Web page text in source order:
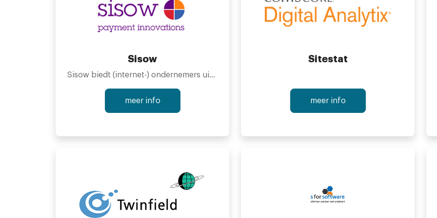
Pay in-store and online
Offers directly in the app
Connect loyalty club memberships
SEQR even works across borders, this means that you can send money to family and friends and shop in stores all over the world where SEQR is available (USA and Romania not included at the moment). It?s now possible to shop in thousands of stores, a complete list for your country can be found at SEQR.com.
Sisow
Sisow biedt (internet-) ondernemers uiteenlopende diensten en oplossingen aan voor digitale betaalmogelijkheden. Met als hoofddoel: een goed & betrouwbaar product bieden waar de klant zijn voordeel mee doet. Dit door te werken met lage tariefstellingen, géén abonnements- en opstartkosten. Daarnaast is Sisow voortdurend bezig met innoveren op het gebied van online betalingsverkeer. Wat is de vraag van de markt en wat heeft dit voor consequenties voor de toekomst? Door in te springen op deze ontwikkelingen blijft u het meeste rendement halen uit uw (internet-) onderneming.
meer info
Sitestat
meer info